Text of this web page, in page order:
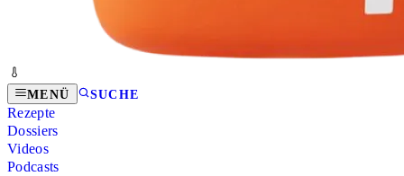
MENÜ SUCHE
Rezepte
Dossiers
Videos
Podcasts